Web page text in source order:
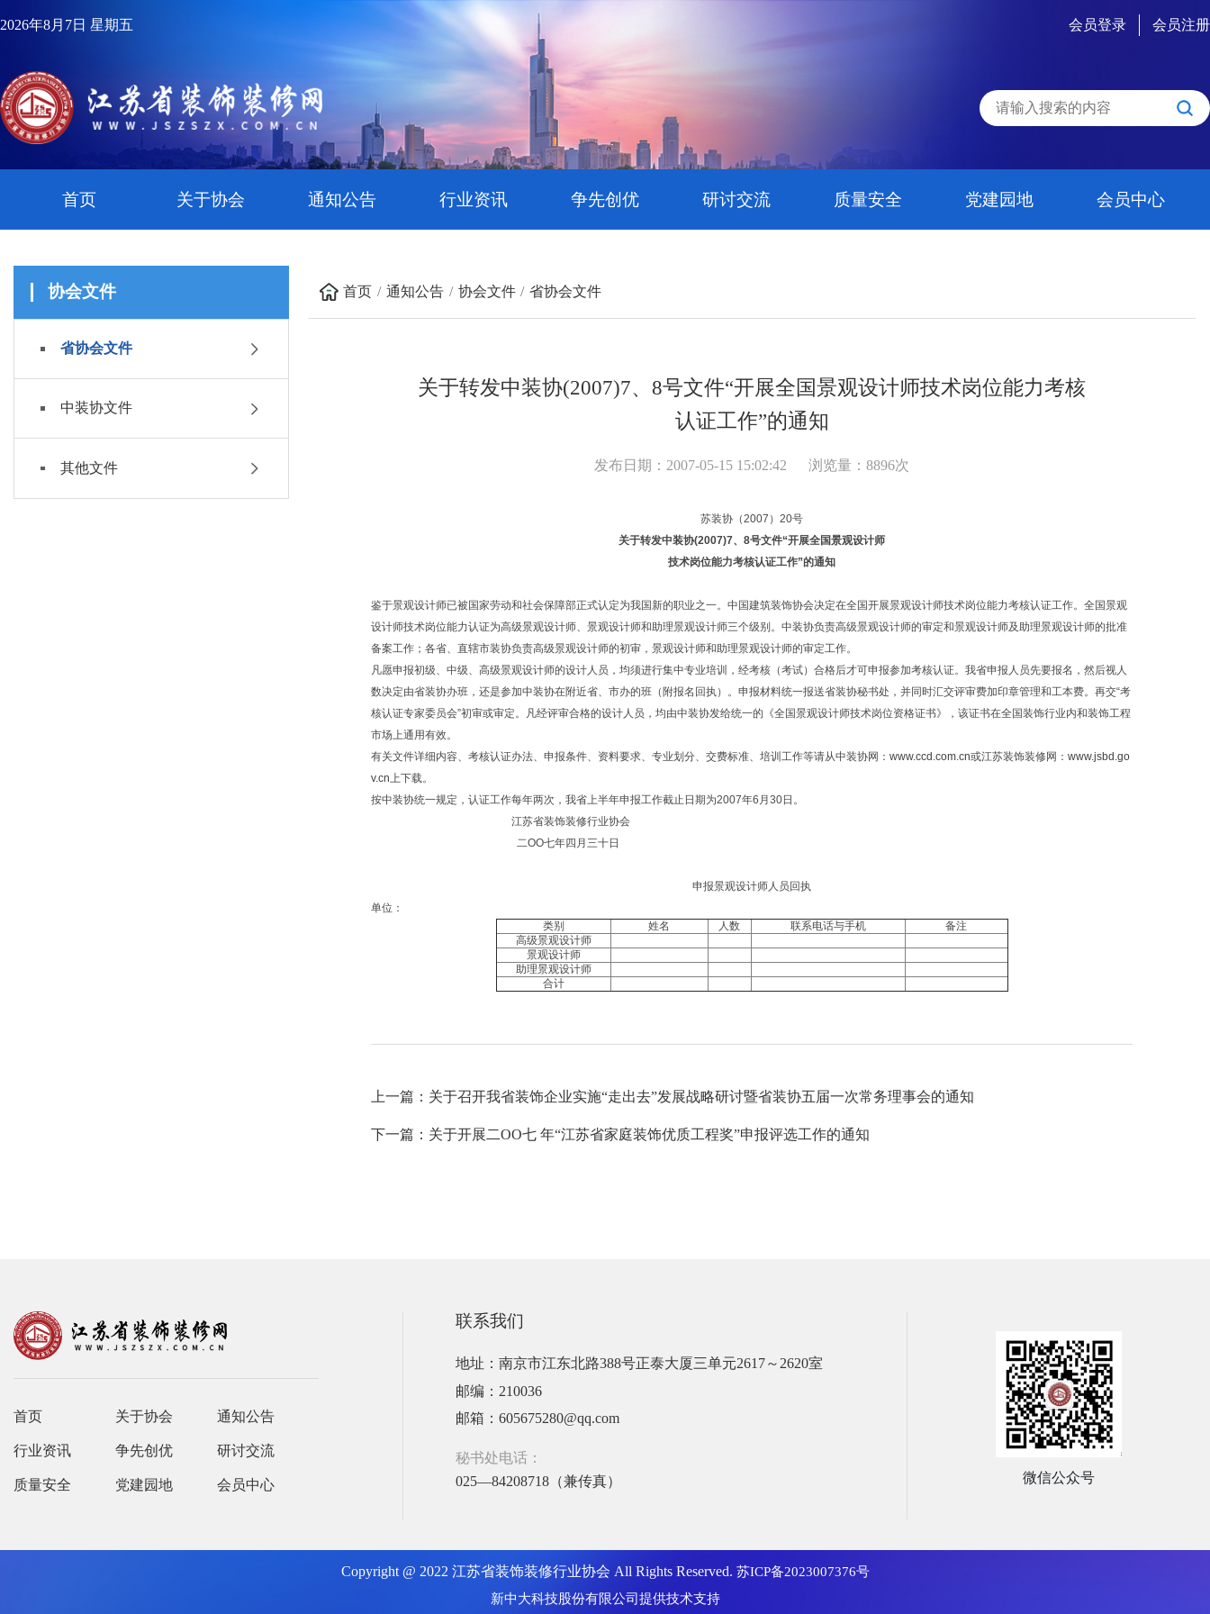
2026年8月7日 星期五 会员登录 会员注册
首页 关于协会 通知公告 行业资讯 争先创优 研讨交流 质量安全 党建园地 会员中心
协会文件
省协会文件
中装协文件
其他文件
首页 通知公告 协会文件 省协会文件
关于转发中装协(2007)7、8号文件“开展全国景观设计师技术岗位能力考核
认证工作”的通知
发布日期：2007-05-15 15:02:42 浏览量：8896次
苏装协（2007）20号
关于转发中装协(2007)7、 8号文件“开展全国景观设计师
技术岗位能力考核认证工作”的通知
鉴于景观设计师已被国家劳动和社会保障部正式认定为我国新的职业之一。中国建筑装饰协会决定在全国开展景观设计师技术岗位能力考核认证工作。全国景观
设计师技术岗位能力认证为高级景观设计师、景观设计师和助理景观设计师三个级别。中装协负责高级景观设计师的审定和景观设计师及助理景观设计师的批准
备案工作；各省、直辖市装协负责高级景观设计师的初审，景观设计师和助理景观设计师的审定工作。
凡愿申报初级、中级、高级景观设计师的设计人员，均须进行集中专业培训，经考核（考试）合格后才可申报参加考核认证。我省申报人员先要报名，然后视人
数决定由省装协办班，还是参加中装协在附近省、市办的班（附报名回执）。申报材料统一报送省装协秘书处，并同时汇交评审费加印章管理和工本费。再交“考
核认证专家委员会”初审或审定。凡经评审合格的设计人员，均由中装协发给统一的《全国景观设计师技术岗位资格证书》，该证书在全国装饰行业内和装饰工程
市场上通用有效。
有关文件详细内容、考核认证办法、申报条件、资料要求、专业划分、交费标准、培训工作等请从中装协网： www.ccd.com.cn或江苏装饰装修网： www.jsbd.go
v.cn 上下载。
按中装协统一规定，认证工作每年两次，我省上半年申报工作截止日期为2007年6月30日。
江苏省装饰装修行业协会
二OO七年四月三十日
申报景观设计师人员回执
单位：
类别
姓名 人数 联系电话与手机
备注
高级景观设计师
景观设计师
助理景观设计师
合计
上一篇：关于召开我省装饰企业实施“走出去”发展战略研讨暨省装协五届一次常务理事会的通知
下一篇：关于开展二OO七 年“江苏省家庭装饰优质工程奖”申报评选工作的通知
首页 关于协会 通知公告
行业资讯 争先创优 研讨交流
质量安全 党建园地 会员中心
联系我们
地址：南京市江东北路388号正泰大厦三单元2617～2620室
邮编：210036
邮箱：605675280@qq.com
秘书处电话：
025—84208718（兼传真）
微信公众号
Copyright @ 2022 江苏省装饰装修行业协会 All Rights Reserved. 苏ICP备2023007376号
新中大科技股份有限公司 提供技术支持